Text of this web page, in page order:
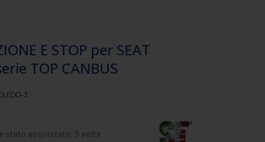
E STOP per SEAT
TOP CANBUS
3